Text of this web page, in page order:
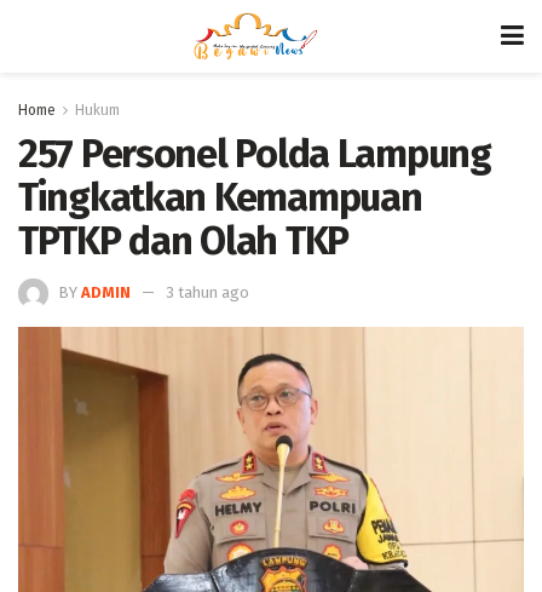
Home Hukum
257 Personel Polda Lampung
Tingkatkan Kemampuan
TPTKP dan Olah TKP
BY ADMIN 3 tahun ago